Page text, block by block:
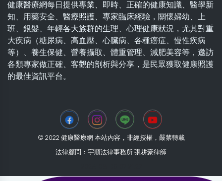
健康醫療網每日提供專業、即時、正確的健康知識、醫學新
知、用藥安全、醫療照護、專家臨床經驗，關懷婦幼、上
班、銀髮、年輕各大族群的生理、心理健康狀況，尤其對重
大疾病（糖尿病、高血壓、心臟病、各種癌症、慢性疾病
等）、養生保健、營養攝取、體重管理、減肥美容等，邀訪
各類專家做正確、客觀的剖析與分享，是民眾獲取健康照護
的最佳資訊平台。
© 2022 健康醫療網 本站內容，非經授權，嚴禁轉載
法律顧問：宇順法律事務所 張耕豪律師